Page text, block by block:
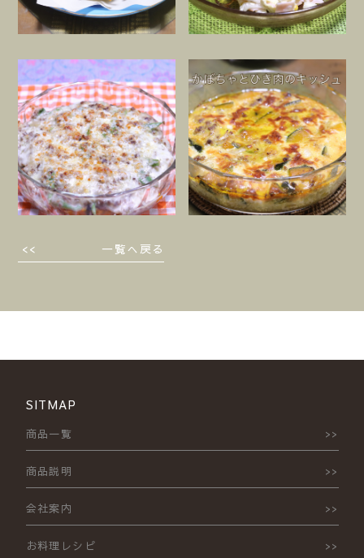
一覧へ戻る
SITMAP
商品一覧
商品説明
会社案内
お料理レシピ